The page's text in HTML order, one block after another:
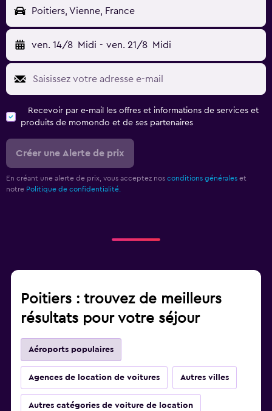
Poitiers, Vienne, France
ven. 14/8 Midi - ven. 21/8 Midi
Recevoir par e-mail les offres et informations de services et
produits de momondo et de ses partenaires
Créer une Alerte de prix
En créant une alerte de prix, vous acceptez nos conditions générales et
notre Politique de confidentialité.
Poitiers : trouvez de meilleurs
résultats pour votre séjour
Aéroports populaires
Agences de location de voitures Autres villes
Autres catégories de voiture de location